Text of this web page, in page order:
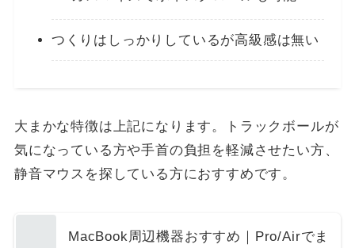
つくりはしっかりしているが高級感は無い
大まかな特徴は上記になります。トラックボールが
気になっている方や手首の負担を軽減させたい方、
静音マウスを探している方におすすめです。
MacBook周辺機器おすすめ｜Pro/Airでま